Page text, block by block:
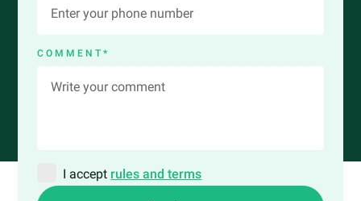
COMMENT*
I accept rules and terms